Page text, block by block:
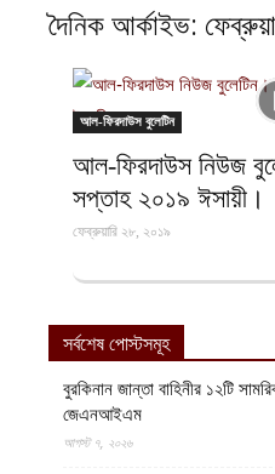
দৈনিক আর্কাইভ:
আল-ফিরদাউস বুলেটিন
আল-ফিরদাউস নিউজ
সপ্তাহ ২০১৯ ঈসায়ী।
ফেব্রুয়ারি ২৮, ২০১৯
সর্বশেষ পোস্টসমূহ
বুরকিনান জান্তা বাহিনীর ১২টি
জেএনআইএম
আগস্ট ৭, ২০২৬